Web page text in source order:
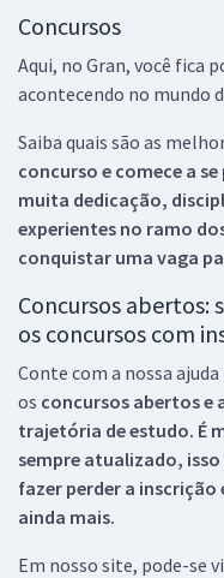
Concursos
Aqui, no Gran, você fica
acontecendo no mundo
Saiba quais são as
concurso e comece a
muita dedicação,
experientes no ramo
conquistar uma vaga
Concursos abertos:
os concursos com
Conte com a nossa
os concursos abertos e
trajetória de estudo. É
sempre atualizado,
fazer perder a inscrição
ainda mais.
Em nosso site, pode-se